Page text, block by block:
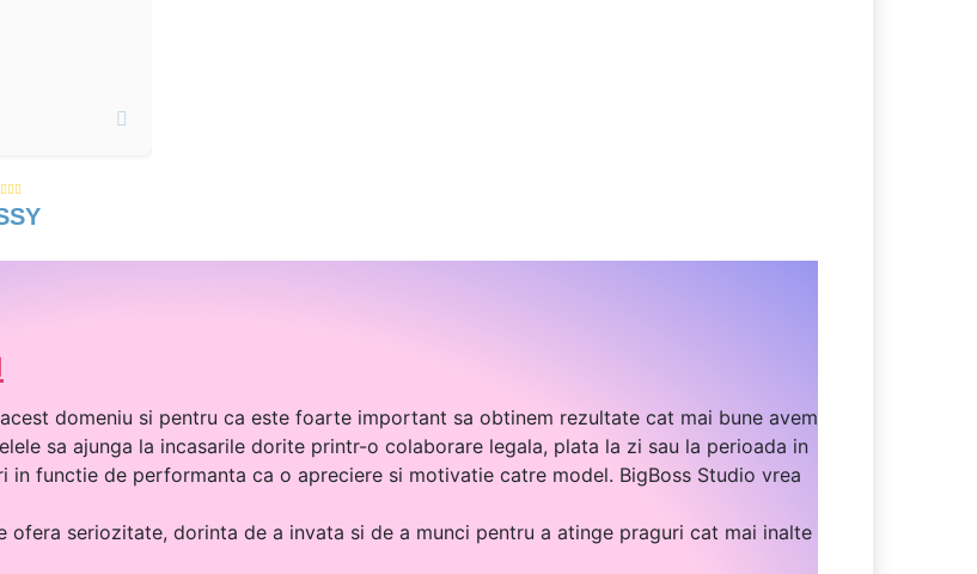
domeniu si pentru ca este foarte important sa obtinem rezultate cat mai bune avem
sa ajunga la incasarile dorite printr-o colaborare legala, plata la zi sau la perioada in
functie de performanta ca o apreciere si motivatie catre model. BigBoss Studio vrea
seriozitate, dorinta de a invata si de a munci pentru a atinge praguri cat mai inalte